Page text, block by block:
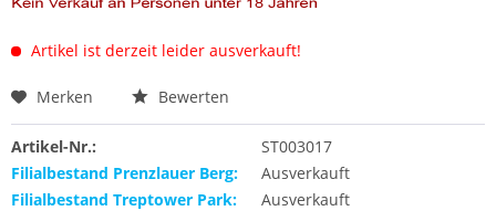
Artikel ist derzeit leider ausverkauft!
Merken Bewerten
Artikel-Nr.:
ST003017
Filialbestand Prenzlauer Berg:
Ausverkauft
Filialbestand Treptower Park:
Ausverkauft